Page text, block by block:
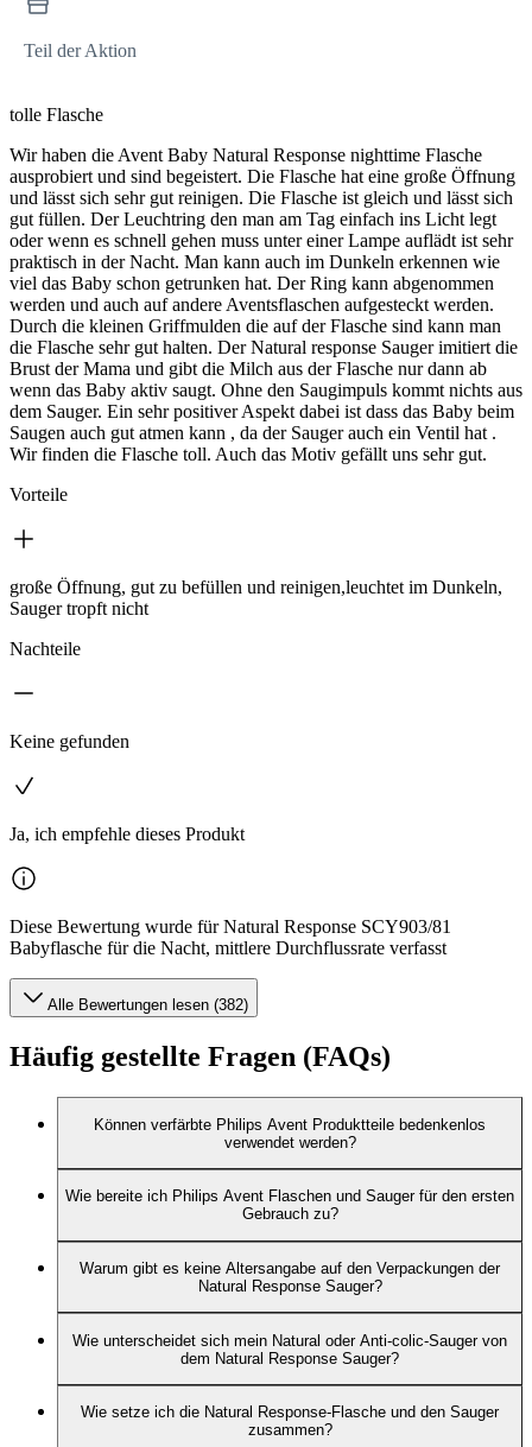
Teil der Aktion
tolle Flasche
Wir haben die Avent Baby Natural Response nighttime Flasche
ausprobiert und sind begeistert. Die Flasche hat eine große Öffnung
und lässt sich sehr gut reinigen. Die Flasche ist gleich und lässt sich
gut füllen. Der Leuchtring den man am Tag einfach ins Licht legt
oder wenn es schnell gehen muss unter einer Lampe auflädt ist sehr
praktisch in der Nacht. Man kann auch im Dunkeln erkennen wie
viel das Baby schon getrunken hat. Der Ring kann abgenommen
werden und auch auf andere Aventsflaschen aufgesteckt werden.
Durch die kleinen Griffmulden die auf der Flasche sind kann man
die Flasche sehr gut halten. Der Natural response Sauger imitiert die
Brust der Mama und gibt die Milch aus der Flasche nur dann ab
wenn das Baby aktiv saugt. Ohne den Saugimpuls kommt nichts aus
dem Sauger. Ein sehr positiver Aspekt dabei ist dass das Baby beim
Saugen auch gut atmen kann , da der Sauger auch ein Ventil hat .
Wir finden die Flasche toll. Auch das Motiv gefällt uns sehr gut.
Vorteile
große Öffnung, gut zu befüllen und reinigen,leuchtet im Dunkeln,
Sauger tropft nicht
Nachteile
Keine gefunden
Ja, ich empfehle dieses Produkt
Diese Bewertung wurde für Natural Response SCY903/81
Babyflasche für die Nacht, mittlere Durchflussrate verfasst
Alle Bewertungen lesen (382)
Häufig gestellte Fragen (FAQs)
Können verfärbte Philips Avent Produktteile bedenkenlos
verwendet werden?
Wie bereite ich Philips Avent Flaschen und Sauger für den ersten
Gebrauch zu?
Warum gibt es keine Altersangabe auf den Verpackungen der
Natural Response Sauger?
Wie unterscheidet sich mein Natural oder Anti-colic-Sauger von
dem Natural Response Sauger?
Wie setze ich die Natural Response-Flasche und den Sauger
zusammen?